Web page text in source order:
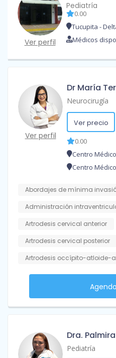
Ver perfil
Pediatría
0.00
Tucupita -
Médicos
Ver perfil
Dr María
Neurocirugía
Ver precio
0.00
Centro
Centro
Abordajes de mínima
Administración
Artrodesis cervical anterior
Artrodesis cervical posterior
Artrodesis occípito-atloide-
Dra.
Pediatría